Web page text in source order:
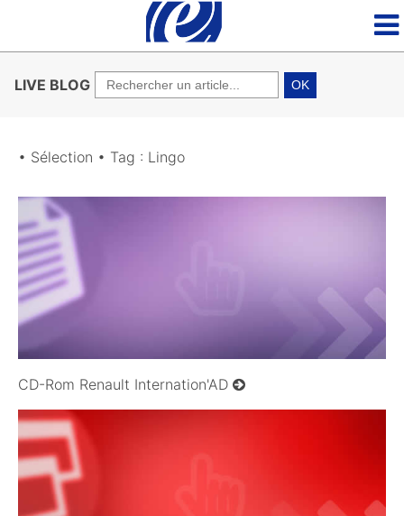
LIVE BLOG OK
• Sélection • Tag : Lingo
07/10/2008
CD-Rom Renault Internation'AD
20/10/2008